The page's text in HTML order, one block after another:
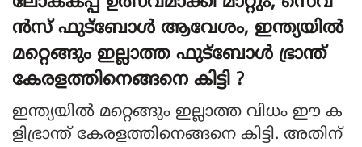
ൻസ് ഫുട്ബോൾ ആവേശം, ഇന്ത്യയിൽ
മറ്റെങ്ങും ഇല്ലാത്ത ഫുട്ബോൾ ഭ്രാന്ത്
കേരളത്തിനെങ്ങനെ കിട്ടി ?
ഇന്ത്യയില്‍ മറ്റെങ്ങും ഇല്ലാത്ത വിധം ഈ ക
ളിഭ്രാന്ത് കേരളത്തിനെങ്ങനെ കിട്ടി. അതിന്